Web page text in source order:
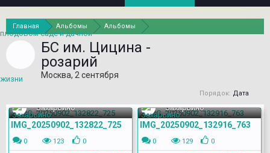
Главная Альбомы Альбомы
БС им. Цицина -
розарий
Москва, 2 сентября
Порядок: Дата
Захарьино
IMG_20250902_132822_725
0 123 0
Захарьино
IMG_20250902_132916_763
0 129 0